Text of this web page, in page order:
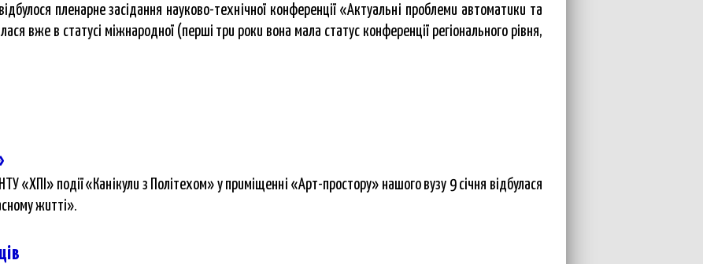
пленарне засідання науково-технічної конференції «Актуальні проблеми автоматики та
вже в статусі міжнародної (перші три роки вона мала статус конференції регіонального рівня,
«ХПІ» події «Канікули з Політехом» у приміщенні «Арт-простору» нашого вузу 9 січня відбулася
житті».